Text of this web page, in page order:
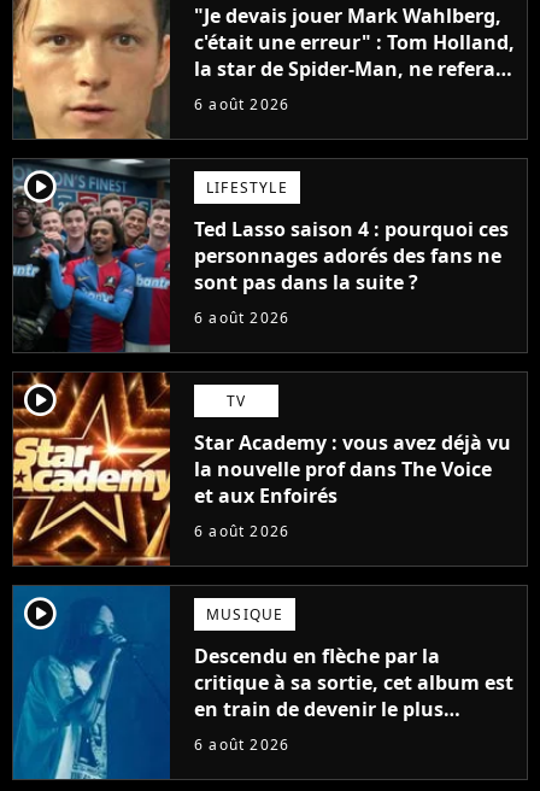
"Je devais jouer Mark Wahlberg,
c'était une erreur" : Tom Holland,
la star de Spider-Man, ne referait
pas ce blockbuster
6 août 2026
player2 LIFESTYLE
Ted Lasso saison 4 : pourquoi ces
personnages adorés des fans ne
sont pas dans la suite ?
6 août 2026
player2 TV
Star Academy : vous avez déjà vu
la nouvelle prof dans The Voice
et aux Enfoirés
6 août 2026
player2 MUSIQUE
Descendu en flèche par la
critique à sa sortie, cet album est
en train de devenir le plus
populaire de son auteur
6 août 2026